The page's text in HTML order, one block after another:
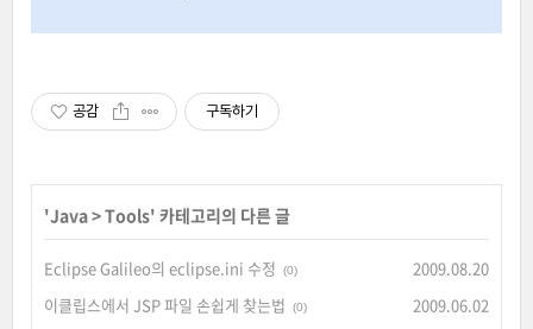
공감 구독하기
'Java>Tools' 카테고리의 다른 글
Eclipse Galileo의 eclipse.ini 수정 (0)
2009.08.20
이클립스에서 JSP 파일 손쉽게 찾는법
(0)
2009.06.02